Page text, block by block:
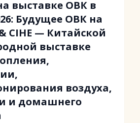
выставке ОВК в
Будущее ОВК на
CIHE — Китайской
выставке
воздуха,
и домашнего